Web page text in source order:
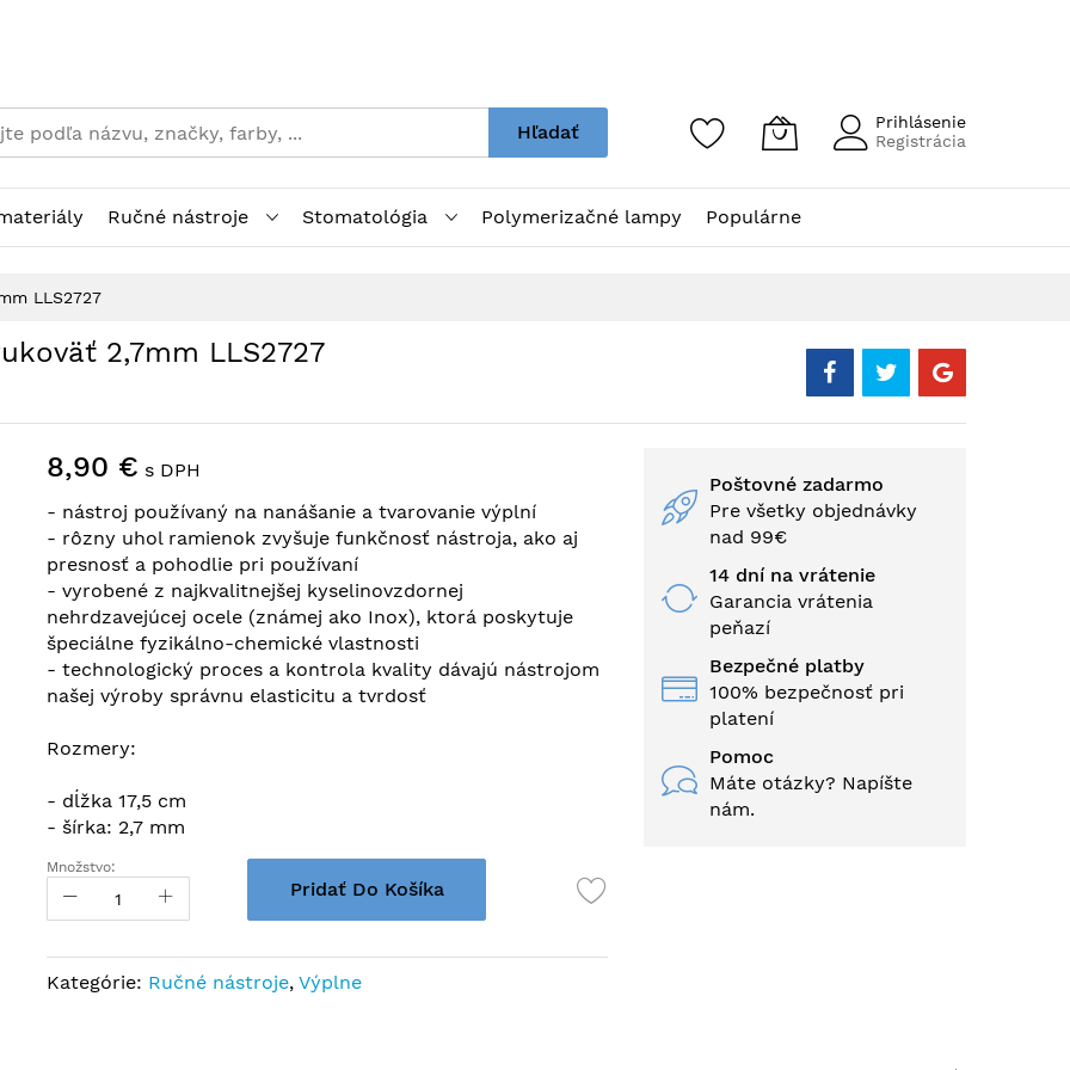
Hľadať
Prihlásenie
Registrácia
Ručné nástroje Stomatológia Polymerizačné lampy Populárne
LLS2727
2,7mm LLS2727
8,90 € s DPH
- nástroj používaný na nanášanie a tvarovanie výplní
- rôzny uhol ramienok zvyšuje funkčnosť nástroja, ako aj
presnosť a pohodlie pri používaní
- vyrobené z najkvalitnejšej kyselinovzdornej
nehrdzavejúcej ocele (známej ako Inox), ktorá poskytuje
špeciálne fyzikálno-chemické vlastnosti
- technologický proces a kontrola kvality dávajú nástrojom
našej výroby správnu elasticitu a tvrdosť
Rozmery:
- dĺžka 17,5 cm
- šírka: 2,7 mm
Množstvo:
Pridať Do Košíka
Kategórie: Ručné nástroje, Výplne
Poštovné zadarmo
Pre všetky objednávky
nad 99€
14 dní na vrátenie
Garancia vrátenia
peňazí
Bezpečné platby
100% bezpečnosť pri
platení
Pomoc
Máte otázky? Napíšte
nám.